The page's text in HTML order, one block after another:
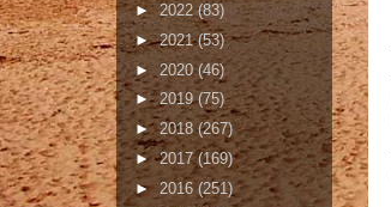
► 2022(83)
►2021(53)
► 2020(46)
►2019(75)
►2018(267)
►2017(169)
► 2016(251)